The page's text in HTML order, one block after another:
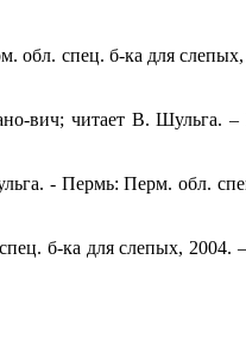
обл. спец. б-ка для
вич; читает В. Шульга.
- Пермь: Перм. обл.
б-ка для слепых, 2004.